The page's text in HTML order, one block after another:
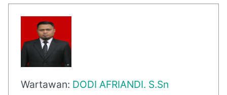
Wartawan: DODI AFRIANDI. S.Sn